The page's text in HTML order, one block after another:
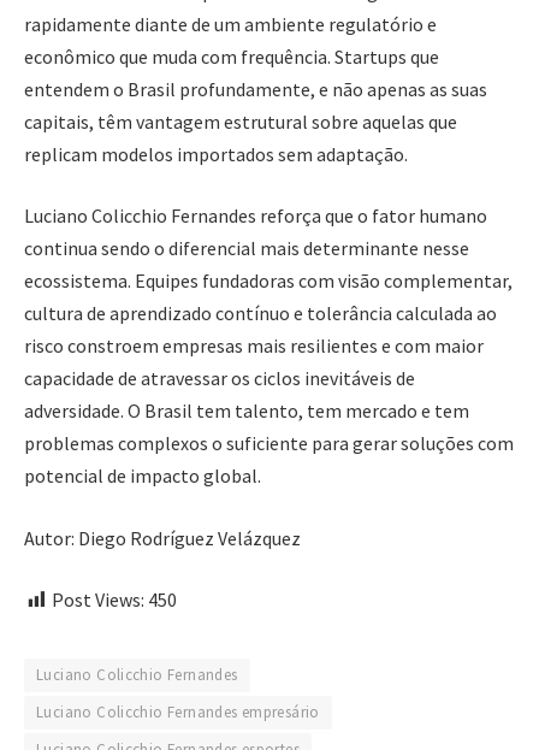
rapidamente diante de um ambiente regulatório e
econômico que muda com frequência. Startups que
entendem o Brasil profundamente, e não apenas as suas
capitais, têm vantagem estrutural sobre aquelas que
replicam modelos importados sem adaptação.
Luciano Colicchio Fernandes reforça que o fator humano
continua sendo o diferencial mais determinante nesse
ecossistema. Equipes fundadoras com visão complementar,
cultura de aprendizado contínuo e tolerância calculada ao
risco constroem empresas mais resilientes e com maior
capacidade de atravessar os ciclos inevitáveis de
adversidade. O Brasil tem talento, tem mercado e tem
problemas complexos o suficiente para gerar soluções com
potencial de impacto global.
Autor: Diego Rodríguez Velázquez
Post Views: 450
Luciano Colicchio Fernandes
Luciano Colicchio Fernandes empresário